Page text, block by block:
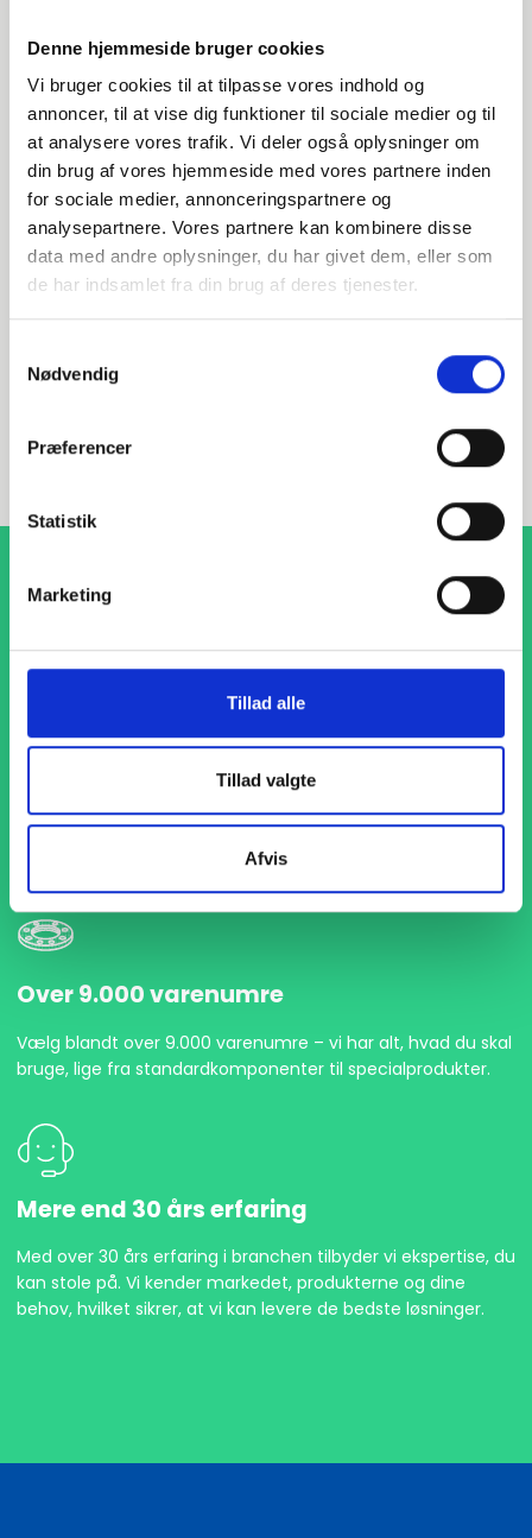
Denne hjemmeside bruger cookies
Vi bruger cookies til at tilpasse vores indhold og
annoncer, til at vise dig funktioner til sociale medier og til
at analysere vores trafik. Vi deler også oplysninger om
din brug af vores hjemmeside med vores partnere inden
for sociale medier, annonceringspartnere og
analysepartnere. Vores partnere kan kombinere disse
data med andre oplysninger, du har givet dem, eller som
de har indsamlet fra din brug af deres tjenester.
Nødvendig
Præferencer
Statistik
Marketing
Tillad alle
Tillad valgte
Afvis
Har du spørgsmål?
Vi står klar til at hjælpe med spørgsmål om produkter,
service eller andet. Kontakt os for professionel rådgivning
og sparring.
1-4 dages levering
Med hurtig levering på kun 1-4 dage sikrer vi, at dine
præcist og til tiden, så du kan holde dit produktionsflow
Over 9.000 varenumre
Vælg blandt over 9.000 varenumre – vi har alt, hvad du skal
bruge, lige fra standardkomponenter til specialprodukter.
Mere end 30 års erfaring
Med over 30 års erfaring i branchen tilbyder vi ekspertise, du
kan stole på. Vi kender markedet, produkterne og dine
behov, hvilket sikrer, at vi kan levere de bedste løsninger.